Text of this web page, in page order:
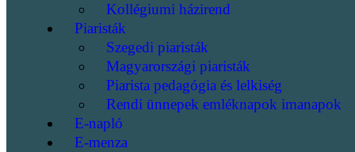
Kollégiumi házirend
Piaristák
Szegedi piaristák
Magyarországi piaristák
Piarista pedagógia és lelkiség
Rendi ünnepek emléknapok imanapok
E-napló
E-menza